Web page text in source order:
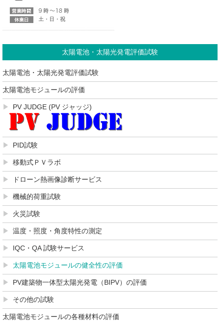
太陽電池・太陽光発電評価試験
太陽電池・太陽光発電評価試験
太陽電池モジュールの評価
PV JUDGE (PV ジャッジ)
PID試験
移動式ＰＶラボ
ドローン熱画像診断サービス
機械的荷重試験
火災試験
温度・照度・角度特性の測定
IQC・QA 試験サービス
太陽電池モジュールの健全性の評価
PV建築物一体型太陽光発電（BIPV）の評価
その他の試験
太陽電池モジュールの各種材料の評価